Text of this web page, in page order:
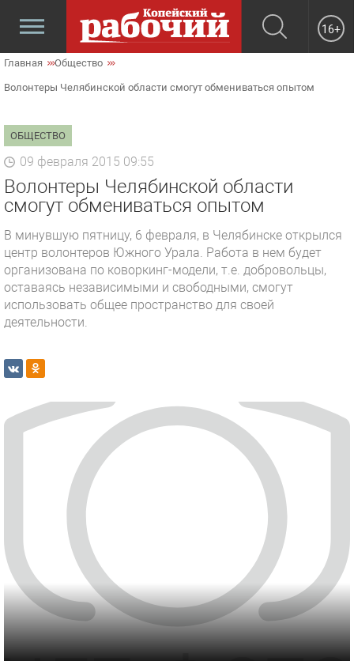
16+
Главная Общество
Волонтеры Челябинской области смогут обмениваться опытом
ОБЩЕСТВО
09 февраля 2015 09:55
Волонтеры Челябинской области
смогут обмениваться опытом
В минувшую пятницу, 6 февраля, в Челябинске открылся
центр волонтеров Южного Урала. Работа в нем будет
организована по коворкинг-модели, т.е. добровольцы,
оставаясь независимыми и свободными, смогут
использовать общее пространство для своей
деятельности.